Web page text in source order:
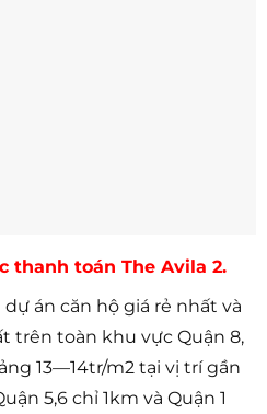
thanh toán The Avila 2.
dự án căn hộ giá rẻ nhất và
trên toàn khu vực Quận 8,
13—14tr/m2 tại vị trí gần
5,6 chỉ 1km và Quận 1